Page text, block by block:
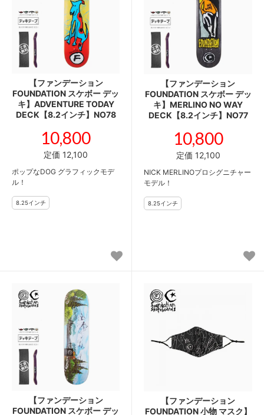
【ファンデーション
FOUNDATION スケボー デッ
キ】ADVENTURE TODAY
DECK【8.2インチ】NO78
10,800
定価 12,100
ポップなDOG グラフィックモデ
ル！
【ファンデーション
FOUNDATION スケボー デッ
キ】MERLINO NO WAY
DECK【8.2インチ】NO77
10,800
定価 12,100
NICK MERLINOプロシグニチャー
モデル！
【ファンデーション
FOUNDATION スケボー デッ
【ファンデーション
FOUNDATION 小物 マスク】